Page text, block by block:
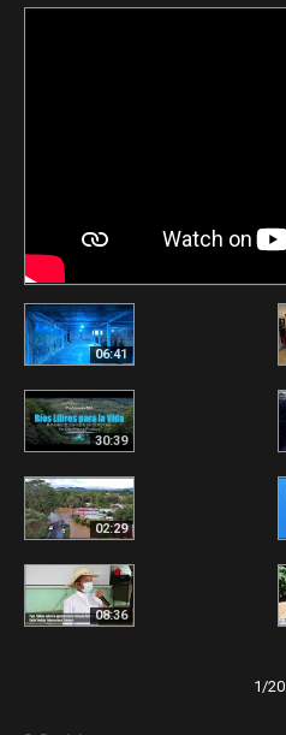
06:41
30:39
02:29
08:36
1 /20